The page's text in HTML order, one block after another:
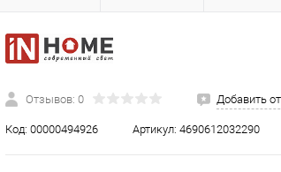
Отзывов: 0 Добавить
Код: 00000494926 Артикул: 4690612032290